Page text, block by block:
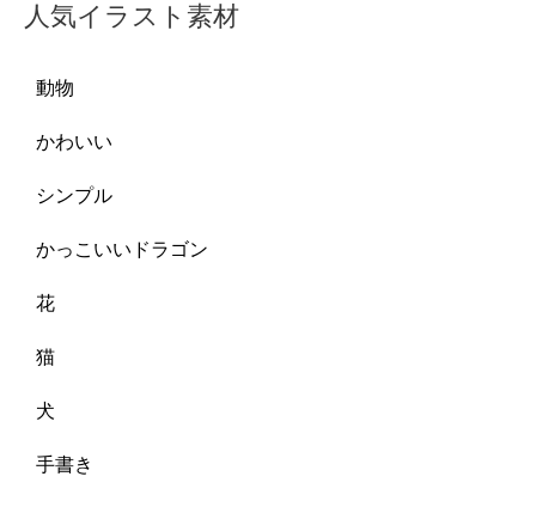
人気イラスト素材
動物
かわいい
シンプル
かっこいいドラゴン
花
猫
犬
手書き